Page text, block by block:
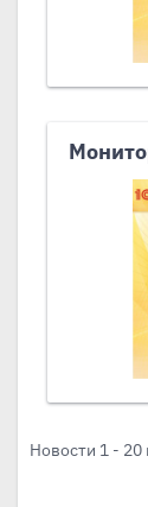
Новости 1 - 20